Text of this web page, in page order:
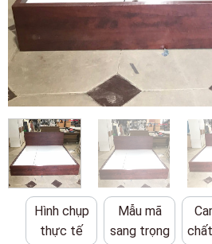
Hình chụp
thực tế
Mẫu mã
sang trọng